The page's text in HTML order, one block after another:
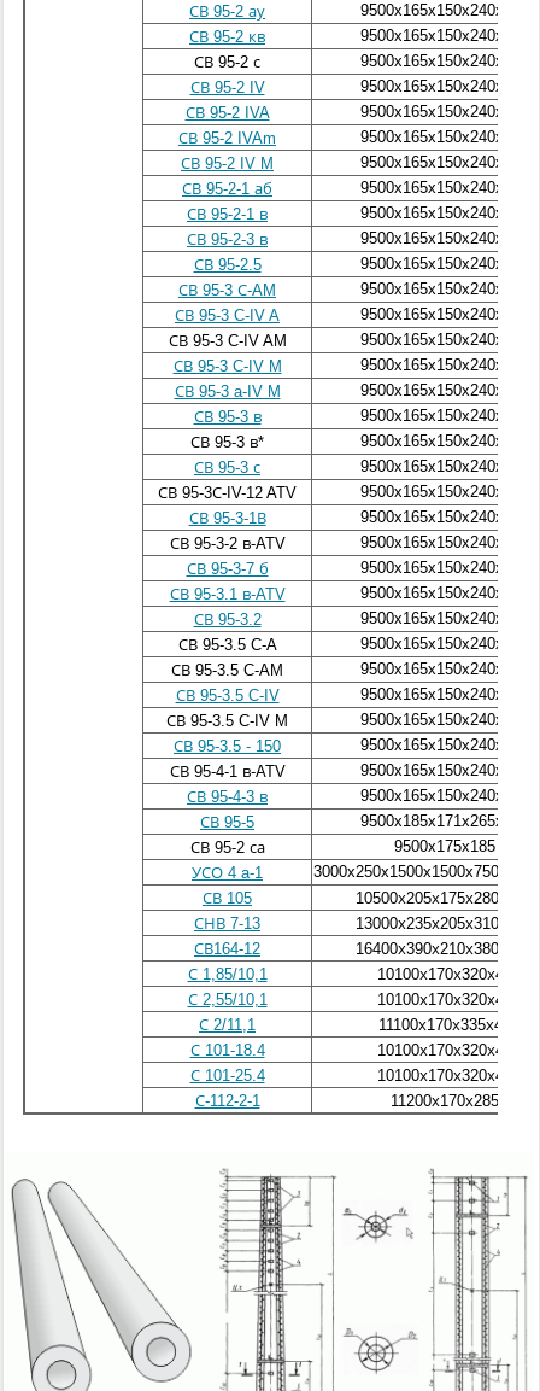
СВ 95-2 ау
9500x165x150x240x165
СВ 95-2 кв
9500x165x150x240x165
СВ 95-2 с
9500x165x150x240x165
СВ 95-2 IV
9500x165x150x240x165
СВ 95-2 IVA
9500x165x150x240x165
СВ 95-2 IVAm
9500x165x150x240x165
СВ 95-2 IV M
9500x165x150x240x165
СВ 95-2-1 аб
9500x165x150x240x165
СВ 95-2-1 в
9500x165x150x240x165
СВ 95-2-3 в
9500x165x150x240x165
СВ 95-2.5
9500x165x150x240x165
СВ 95-3 С-AM
9500x165x150x240x165
СВ 95-3 C-IV A
9500x165x150x240x165
СВ 95-3 C-IV AM
9500x165x150x240x165
СВ 95-3 C-IV M
9500x165x150x240x165
СВ 95-3 a-IV M
9500x165x150x240x165
СВ 95-3 в
9500x165x150x240x165
СВ 95-3 в*
9500x165x150x240x165
СВ 95-3 с
9500x165x150x240x165
СВ 95-3С-IV-12 ATV
9500x165x150x240x165
СВ 95-3-1В
9500x165x150x240x165
СВ 95-3-2 в-ATV
9500x165x150x240x165
СВ 95-3-7 б
9500x165x150x240x165
СВ 95-3.1 в-ATV
9500x165x150x240x165
СВ 95-3.2
9500x165x150x240x165
СВ 95-3.5 C-A
9500x165x150x240x165
СВ 95-3.5 C-AM
9500x165x150x240x165
СВ 95-3.5 C-IV
9500x165x150x240x165
СВ 95-3.5 C-IV M
9500x165x150x240x165
СВ 95-3.5 - 150
9500x165x150x240x165
СВ 95-4-1 в-ATV
9500x165x150x240x165
СВ 95-4-3 в
9500x165x150x240x165
СВ 95-5
9500x185x171x265x165
СВ 95-2 са
9500x175x185
УСО 4 a-1
СВ 105
10500х205х175х280х190
СНВ 7-13
13000х235х205х310х220
СВ164-12
16400х390х210х380х200
С 1,85/10,1
10100х170х320х45
С 2,55/10,1
10100х170х320х45
С 2/11,1
11100х170х335х45
С 101-18.4
10100х170х320х45
С 101-25.4
10100х170х320х45
С-112-2-1
11200х170х285